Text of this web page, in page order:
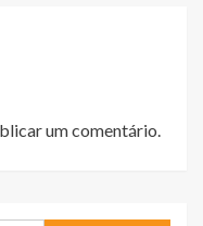
um comentário.